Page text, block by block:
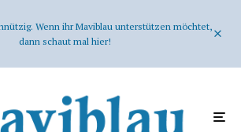
Wenn ihr Maviblau unterstützen möchtet,
dann schaut mal hier!